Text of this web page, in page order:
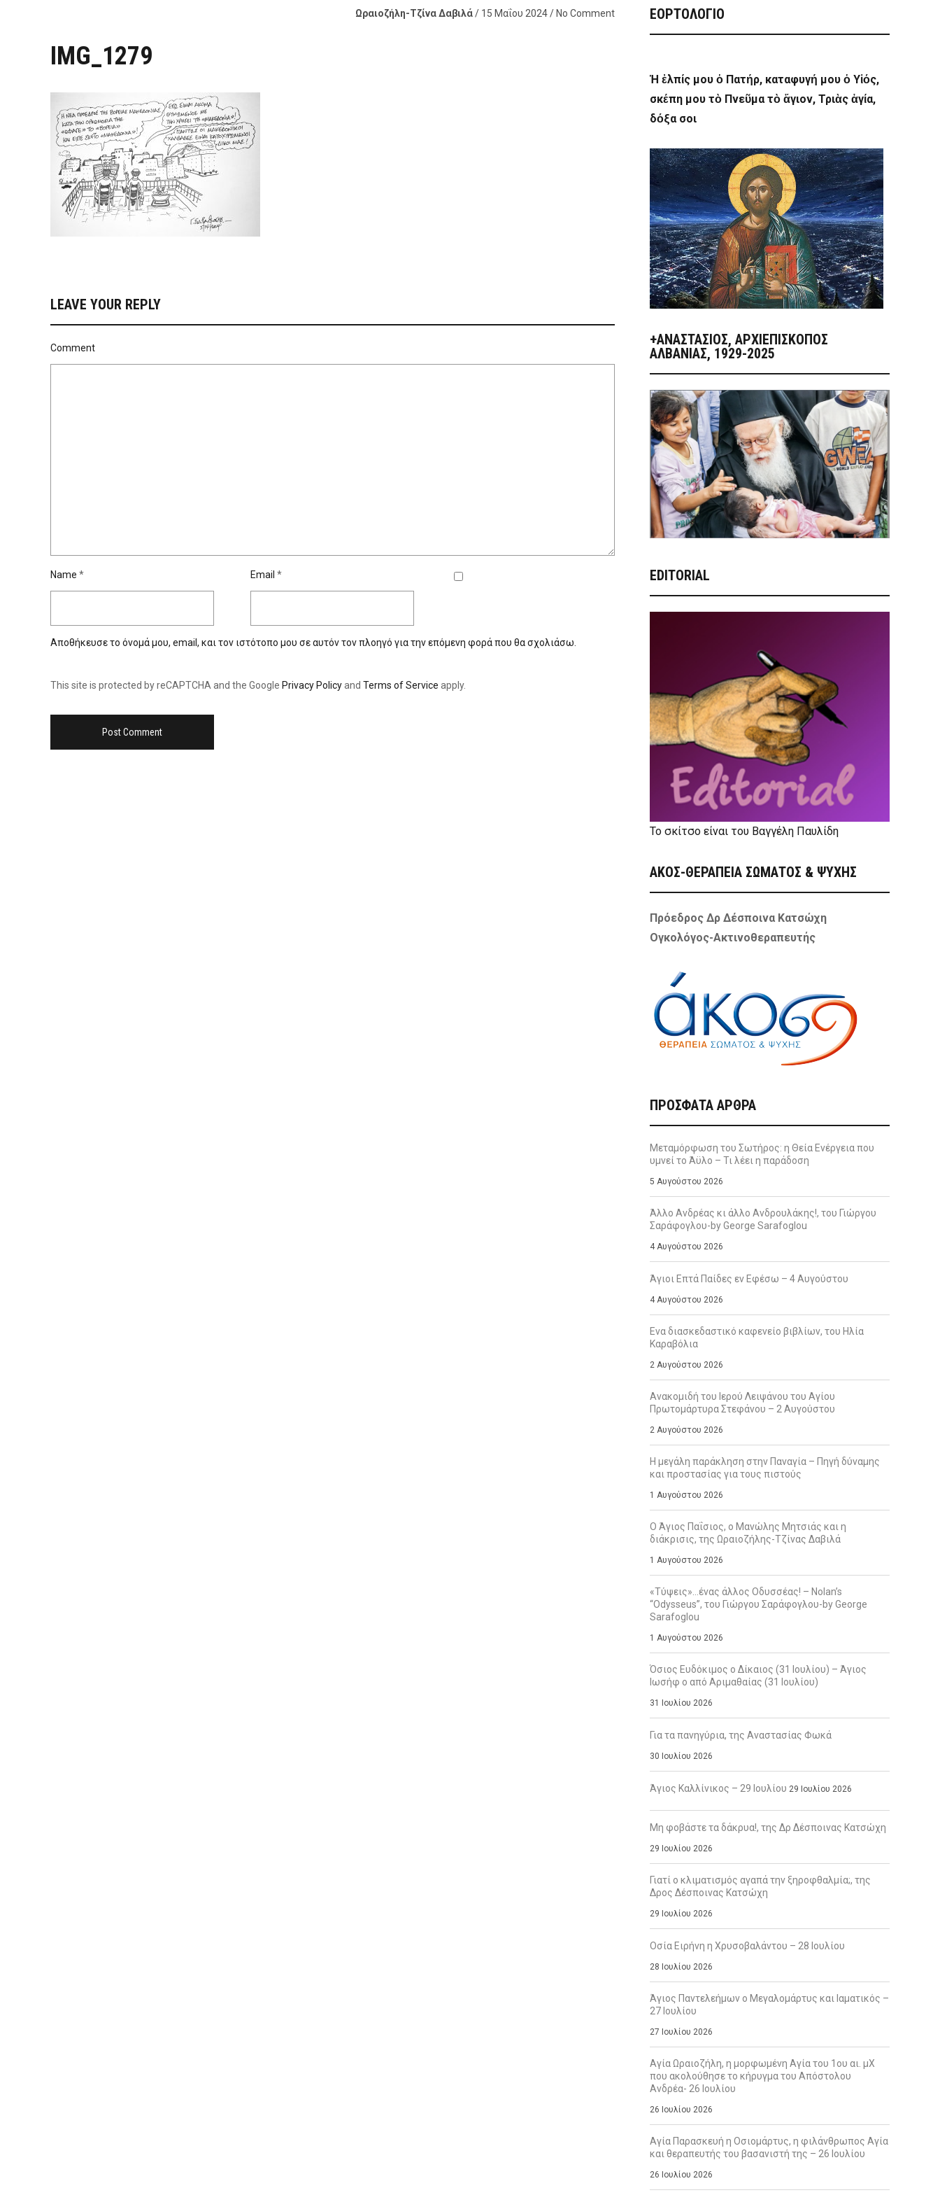
Ωραιοζήλη-Τζίνα Δαβιλά/ 15 Μαΐου 2024 / No Comment
IMG_1279
LEAVE YOUR REPLY
Comment
Name * Email *
Αποθήκευσε το όνομά μου, email, και τον ιστότοπο μου σε αυτόν τον πλοηγό για την επόμενη φορά που θα σχολιάσω.
This site is protected by reCAPTCHA and the Google Privacy Policyand Terms of Service apply.
ΕΟΡΤΟΛΟΓΙΟ
Ἡ ἐλπίς μου ὁ Πατήρ, καταφυγή μου ὁ Υἱός,
σκέπη μου τὸ Πνεῦμα τὸ ἅγιον, Τριὰς ἁγία,
δόξα σοι
+ΑΝΑΣΤΆΣΙΟΣ, ΑΡΧΙΕΠΊΣΚΟΠΟΣ
ΑΛΒΑΝΊΑΣ, 1929-2025
EDITORIAL
Το σκίτσο είναι του Βαγγέλη Παυλίδη
ΑΚΟΣ-ΘΕΡΑΠΕΙΑ ΣΩΜΑΤΟΣ & ΨΥΧΗΣ
Πρόεδρος Δρ Δέσποινα Κατσώχη
Ογκολόγος-Ακτινοθεραπευτής
ΠΡΌΣΦΑΤΑ ΆΡΘΡΑ
Μεταμόρφωση του Σωτήρος: η Θεία Ενέργεια που
υμνεί το Άϋλο – Τι λέει η παράδοση
5 Αυγούστου 2026
Άλλο Ανδρέας κι άλλο Ανδρουλάκης!, του Γιώργου
Σαράφογλου-by George Sarafoglou
4 Αυγούστου 2026
Άγιοι Επτά Παίδες εν Εφέσω – 4 Αυγούστου
4 Αυγούστου 2026
Ενα διασκεδαστικό καφενείο βιβλίων, του Ηλία
Καραβόλια
2 Αυγούστου 2026
Ανακομιδή του Ιερού Λειψάνου του Αγίου
Πρωτομάρτυρα Στεφάνου – 2 Αυγούστου
2 Αυγούστου 2026
Η μεγάλη παράκληση στην Παναγία – Πηγή δύναμης
και προστασίας για τους πιστούς
1 Αυγούστου 2026
Ο Άγιος Παΐσιος, ο Μανώλης Μητσιάς και η
διάκρισις, της Ωραιοζήλης-Τζίνας Δαβιλά
1 Αυγούστου 2026
«Τύψεις»…ένας άλλος Οδυσσέας! – Nolan’s
“Odysseus”, του Γιώργου Σαράφογλου-by George
Sarafoglou
1 Αυγούστου 2026
Όσιος Ευδόκιμος ο Δίκαιος (31 Ιουλίου) – Άγιος
Ιωσήφ ο από Αριμαθαίας (31 Ιουλίου)
31 Ιουλίου 2026
Για τα πανηγύρια, της Αναστασίας Φωκά
30 Ιουλίου 2026
Άγιος Καλλίνικος – 29 Ιουλίου 29 Ιουλίου 2026
Μη φοβάστε τα δάκρυα!, της Δρ Δέσποινας Κατσώχη
29 Ιουλίου 2026
Γιατί ο κλιματισμός αγαπά την ξηροφθαλμία;, της
Δρος Δέσποινας Κατσώχη
29 Ιουλίου 2026
Οσία Ειρήνη η Χρυσοβαλάντου – 28 Ιουλίου
28 Ιουλίου 2026
Άγιος Παντελεήμων ο Μεγαλομάρτυς και Ιαματικός –
27 Ιουλίου
27 Ιουλίου 2026
Αγία Ωραιοζήλη, η μορφωμένη Αγία του 1ου αι. μΧ
που ακολούθησε το κήρυγμα του Απόστολου
Ανδρέα- 26 Ιουλίου
26 Ιουλίου 2026
Αγία Παρασκευή η Οσιομάρτυς, η φιλάνθρωπος Αγία
και θεραπευτής του βασανιστή της – 26 Ιουλίου
26 Ιουλίου 2026